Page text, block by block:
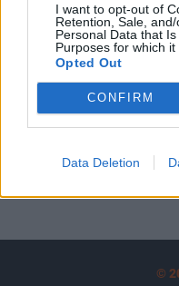
I want to opt-out of
Retention, Sale,
Personal Data that
Purposes for which it
Opted Out
CONFIRM
Data Deletion
kötéslistái
MÁR ELŐFIZETŐNK
©